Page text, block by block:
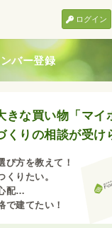
ログイン
バー登録
きな買い物「マイ
くりの相談が受け
び方を教えて！
くりたい。
配…
で建てたい！